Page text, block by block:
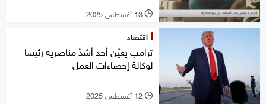
l 13 أغسطس 2025
اقتصاد
ترامب يعيّن أحد أشدّ مناصريه رئيسا
لوكالة إحصاءات العمل
l 12 أغسطس 2025